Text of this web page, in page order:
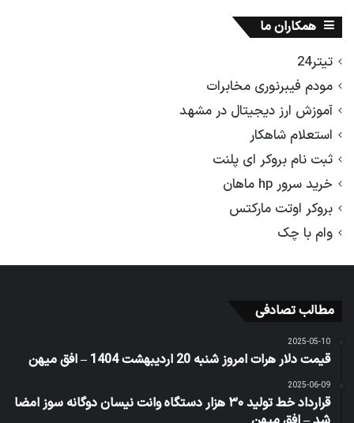
همکاران ما
تیتر24
مودم فیبرنوری مخابرات
آموزش ارز دیجیتال در مشهد
استعلام شاهکار
ثبت نام بروکر ای پلنت
خرید سرور hp ماهان
بروکر اوتت مارکتس
وام با چک
مطالب تصادفی
2025-05-10
قیمت دلار هرات امروز شنبه 20 اردیبهشت 1404 – افق میهن
2025-06-09
قرارداد خط تولید ۳۰ هزار دستگاه وانت نیسان دوگانه سوز امضا